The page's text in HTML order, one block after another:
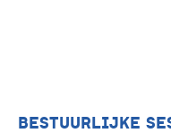
BESTUURLIJKE